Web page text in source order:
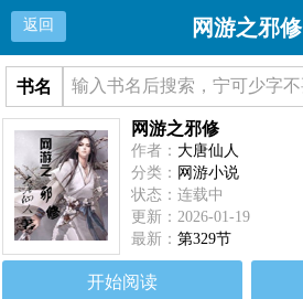
返回 网游之邪修
书名
网游之邪修
作者： 大唐仙人
分类： 网游小说
状态：连载中
更新：2026-01-19
最新：第329节
开始阅读